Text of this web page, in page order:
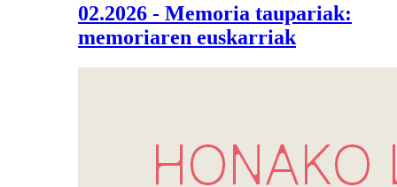
02.2026 - Memoria taupariak:
memoriaren euskarriak